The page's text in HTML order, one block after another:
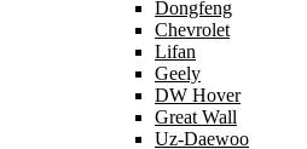
Dongfeng
Chevrolet
Lifan
Geely
DW Hover
Great Wall
Uz-Daewoo